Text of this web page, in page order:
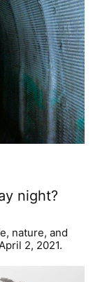
night?
nature, and
2, 2021.